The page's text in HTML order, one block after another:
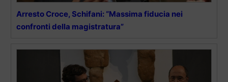
Arresto Croce, Schifani: “Massima fiducia nei
confronti della magistratura”